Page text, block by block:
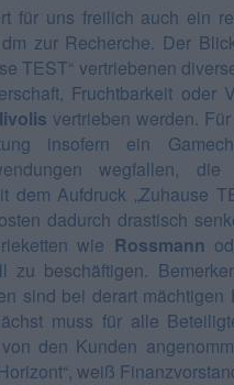
für uns freilich auch ein
zur Recherche. Der
TEST“ vertriebenen
Fruchtbarkeit oder
vertrieben werden.
insofern ein
wegfallen,
dem Aufdruck „Zuhause
dadurch drastisch
wie Rossmann
zu beschäftigen.
sind bei derart
muss für alle
den Kunden
weiß